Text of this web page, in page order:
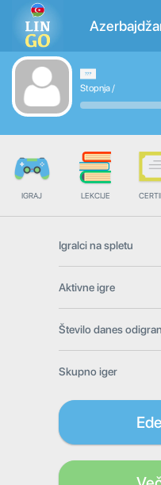
Stopnja/
IGRAJ LEKCIJE
Igralci na spletu
Aktivne igre
Število danes
Skupno iger